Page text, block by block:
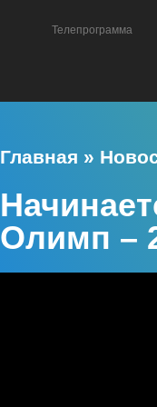
Телепрограмма
Главная »
Олимп –